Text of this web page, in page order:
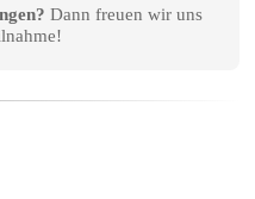
Dann freuen wir uns